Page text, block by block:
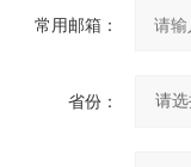
常用邮箱：
省份：